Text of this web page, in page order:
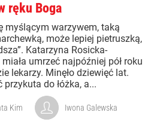
ręku Boga
myślącym warzywem, taką
może lepiej pietruszką,
Katarzyna Rosicka-
umrzeć najpóźniej pół roku
lekarzy. Minęło dziewięć lat.
przykuta do łóżka, a...
Kim Iwona Galewska